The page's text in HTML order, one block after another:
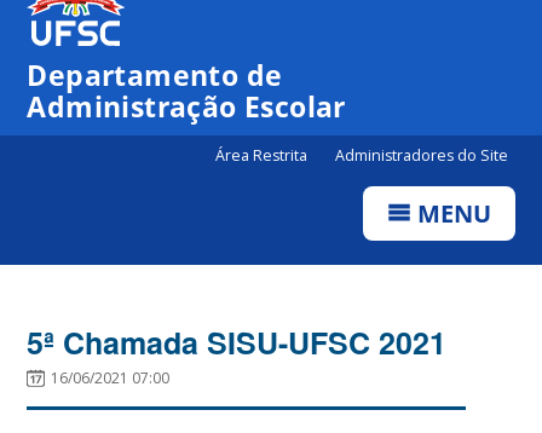
Departamento de
Administração Escolar
Área Restrita Administradores do Site
MENU
5ª Chamada SISU-UFSC 2021
16/06/2021 07:00